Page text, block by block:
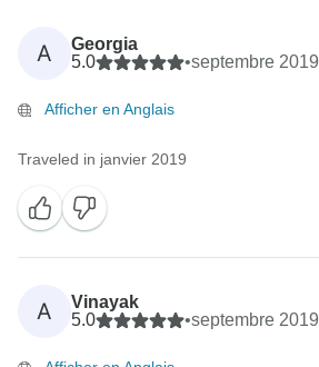
A
Georgia
5.0
•septembre 2019
Afficher en Anglais
Traveled in janvier 2019
A
Vinayak
5.0
•septembre 2019